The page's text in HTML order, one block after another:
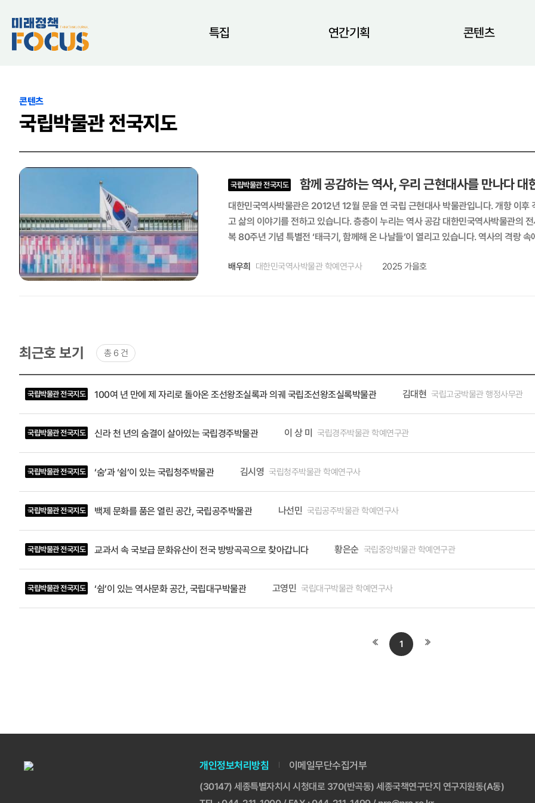
특집 연간기획 콘텐츠
콘텐츠
국립박물관 전국지도
국립박물관 전국지도 함께 공감하는 역사, 우리 근현대사를 만나다 대
대한민국역사박물관은 2012년 12월 문을 연 국립 근현대사 박물관입니다. 개항 이
고 삶의 이야기를 전하고 있습니다. 층층이 누리는 역사 공감 대한민국역사박물관의
복 80주년 기념 특별전 ‘태극기, 함께해 온 나날들’이 열리고 있습니다. 역사의 격랑
모두에게 사랑받는 체험형 전시관입니다. 세대별 체험카드를 선택해 각 세대의 정치·
소장품의 보관 관리와 보존처리, 활용 방안에 관한 많은 연구를 진행하고 있습니다. 01 8층 옥상정원에서 보이는
함께해 온 나날들’ 03 체험형 전시관 ‘말랑말랑 현대사 놀이터’ 04-05 근현대사를 조망하는 ‘역사관’ 06 책을 통해 역사와 이야기를 만나는 문화공간 ‘서사담
동을 선사합니다. 주변에는 국립고궁박물관, 국립민속박물관, 국립현대미술관, 서울공
자리하고 세종문화회관, 인사동·삼청동 등 문화공간이 인접하여 관광지로서의 매력
닝 행사 이 개최되며 참가자를 위한 특별한 기념품도 마련하였습니다. 광복 80주년,
습니다. 박물관 3층에 위치한 카페 ‘아이갓에브리씽(I got everything) ’에서는 ‘태극
이고 있습니다. 조금 느리지만 친절한 중증장애인 바리스타가 함께하는 다정한 공간입
배우희 대한민국역사박물관 학예연구사 2025 가을호
최근호 보기 총 6 건
목록
제목,
작성자
(소속
국립박물관 전국지도 100여 년 만에 제 자리로 돌아온 조선왕조실록과 의궤 국립조선왕조실록박물관 김대현 국립고궁박물관 행정사무관
국립박물관 전국지도 신라 천 년의 숨결이 살아있는 국립경주박물관 이 상 미 국립경주박물관 학예연구관
국립박물관 전국지도 ‘숨’과 ‘쉼’이 있는 국립청주박물관 김시영 국립청주박물관 학예연구사
국립박물관 전국지도 백제 문화를 품은 열린 공간, 국립공주박물관 나선민 국립공주박물관 학예연구사
국립박물관 전국지도 교과서 속 국보급 문화유산이 전국 방방곡곡으로 찾아갑니다 황은순 국립중앙박물관 학예연구관
국립박물관 전국지도 ‘쉼’이 있는 역사문화 공간, 국립대구박물관 고영민 국립대구박물관 학예연구사
첫
1
끝
개인정보처리방침 이메일무단수집거부
(30147) 세종특별자치시 시청대로 370(반곡동) 세종국책연구단지 연구지원동(A동)